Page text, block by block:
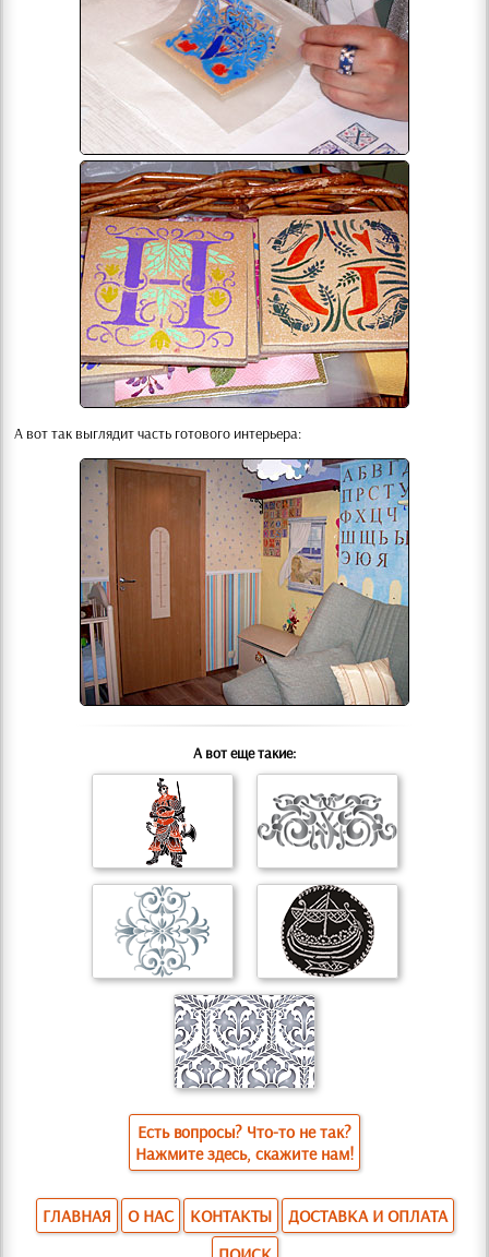
А вот так выглядит часть готового интерьера:
А вот еще такие:
Есть вопросы? Что-то не так?
Нажмите здесь, скажите нам!
ГЛАВНАЯ О НАС КОНТАКТЫ
ДОСТАВКА И ОПЛАТА